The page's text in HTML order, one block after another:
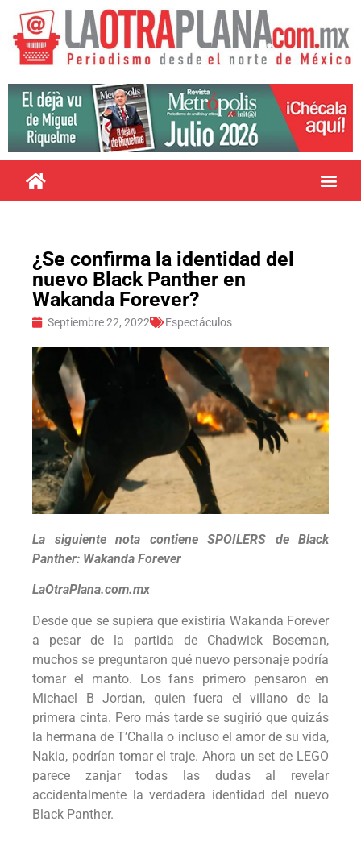
¿Se confirma la identidad del
nuevo Black Panther en
Wakanda Forever?
Septiembre 22, 2022 Espectáculos
La siguiente nota contiene SPOILERS de Black
Panther: Wakanda Forever
LaOtraPlana.com.mx
Desde que se supiera que existiría Wakanda Forever
a pesar de la partida de Chadwick Boseman,
muchos se preguntaron qué nuevo personaje podría
tomar el manto. Los fans primero pensaron en
Michael B Jordan, quien fuera el villano de la
primera cinta. Pero más tarde se sugirió que quizás
la hermana de T’Challa o incluso el amor de su vida,
Nakia, podrían tomar el traje. Ahora un set de LEGO
parece zanjar todas las dudas al revelar
accidentalmente la verdadera identidad del nuevo
Black Panther.